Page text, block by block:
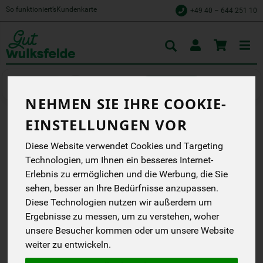
NEHMEN SIE IHRE COOKIE-
EINSTELLUNGEN VOR
Diese Website verwendet Cookies und Targeting
Technologien, um Ihnen ein besseres Internet-
Erlebnis zu ermöglichen und die Werbung, die Sie
sehen, besser an Ihre Bedürfnisse anzupassen.
Diese Technologien nutzen wir außerdem um
Ergebnisse zu messen, um zu verstehen, woher
unsere Besucher kommen oder um unsere Website
weiter zu entwickeln.
So funktioniert’s Kundenkarte +49 40 – 644 251 10
SAUERKIRSCHEN
ENTSTEINT
Handverlesenes aus der
Obstmanufaktur
NurPuur
FR-BIO-01
Toggle
cart